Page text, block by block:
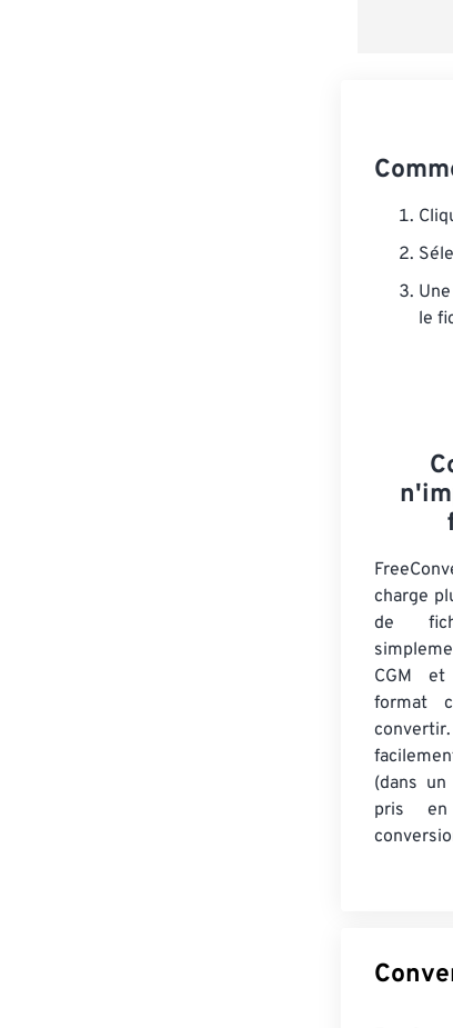
le
charge
de
CGM et
format
(dans
pris en